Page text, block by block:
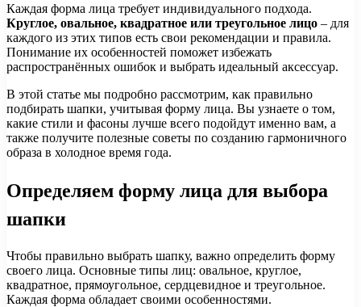
Каждая форма лица требует индивидуального подхода.
Круглое, овальное, квадратное или треугольное лицо – для
каждого из этих типов есть свои рекомендации и правила.
Понимание их особенностей поможет избежать
распространённых ошибок и выбрать идеальный аксессуар.
В этой статье мы подробно рассмотрим, как правильно
подбирать шапки, учитывая форму лица. Вы узнаете о том,
какие стили и фасоны лучше всего подойдут именно вам, а
также получите полезные советы по созданию гармоничного
образа в холодное время года.
Определяем форму лица для выбора
шапки
Чтобы правильно выбрать шапку, важно определить форму
своего лица. Основные типы лиц: овальное, круглое,
квадратное, прямоугольное, сердцевидное и треугольное.
Каждая форма обладает своими особенностями.